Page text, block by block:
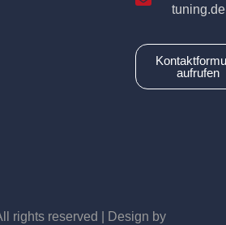
tuning.de
aufrufen
rights reserved | Design by